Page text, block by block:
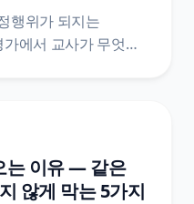
행위가 되지는
에서 교사가 무엇을
는 이유 — 같은
않게 막는 5가지